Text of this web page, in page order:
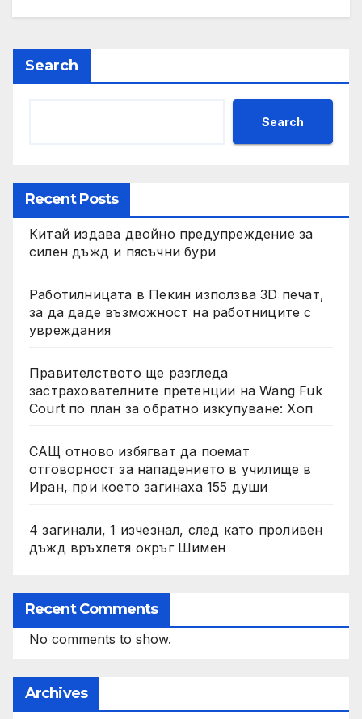
Search
Search
Recent Posts
Китай издава двойно предупреждение за
силен дъжд и пясъчни бури
Работилницата в Пекин използва 3D печат,
за да даде възможност на работниците с
увреждания
Правителството ще разгледа
застрахователните претенции на Wang Fuk
Court по план за обратно изкупуване: Хоп
САЩ отново избягват да поемат
отговорност за нападението в училище в
Иран, при което загинаха 155 души
4 загинали, 1 изчезнал, след като проливен
дъжд връхлетя окръг Шимен
Recent Comments
No comments to show.
Archives